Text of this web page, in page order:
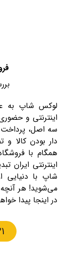
لوکس شاپ به
اینترنتی و
سه اصل،
دار بودن کالا
همگام با
اینترنتی
شاپ با
می‌شوید! هر آنچه
در اینجا پیدا